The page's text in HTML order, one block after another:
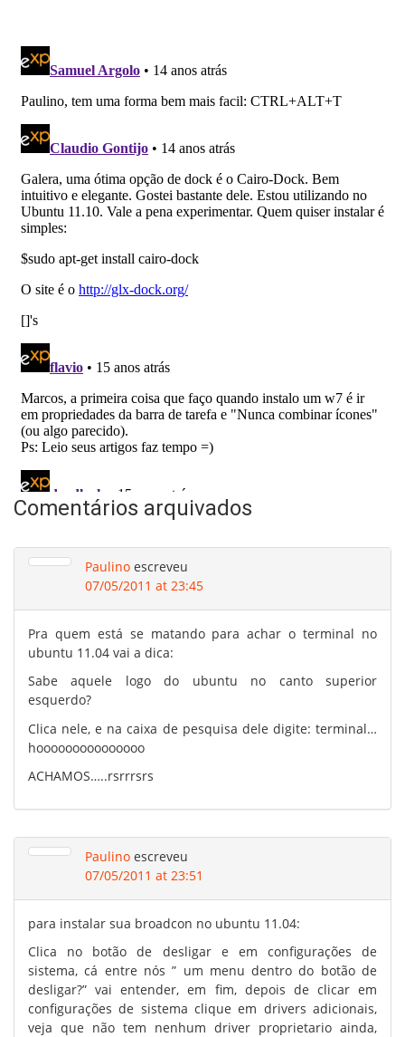
Comentários arquivados
Paulino escreveu
07/05/2011 at 23:45
Pra quem está se matando para achar o terminal no
ubuntu 11.04 vai a dica:
Sabe aquele logo do ubuntu no canto superior
esquerdo?
Clica nele, e na caixa de pesquisa dele digite: terminal…
hooooooooooooooo
ACHAMOS…..rsrrrsrs
Paulino escreveu
07/05/2011 at 23:51
para instalar sua broadcon no ubuntu 11.04:
Clica no botão de desligar e em configurações de
sistema, cá entre nós ” um menu dentro do botão de
desligar?” vai entender, em fim, depois de clicar em
configurações de sistema clique em drivers adicionais,
veja que não tem nenhum driver proprietario ainda,